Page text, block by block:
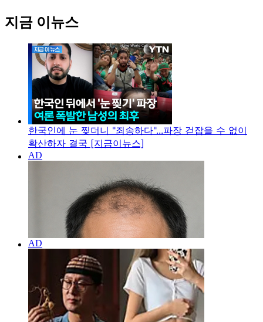
지금 이뉴스
한국인에 눈 찢더니 "죄송하다"...파장 걷잡을 수 없이
확산하자 결국 [지금이뉴스]